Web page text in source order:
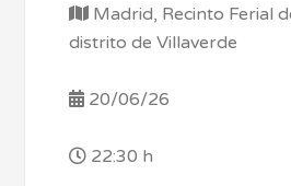
Madrid, Recinto Ferial
distrito de Villaverde
20/06/26
22:30 h